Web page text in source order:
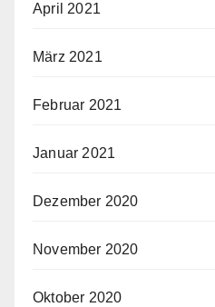
April 2021
März 2021
Februar 2021
Januar 2021
Dezember 2020
November 2020
Oktober 2020